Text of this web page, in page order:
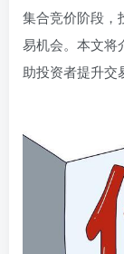
集合竞价阶段，
易机会。本文将
助投资者提升交